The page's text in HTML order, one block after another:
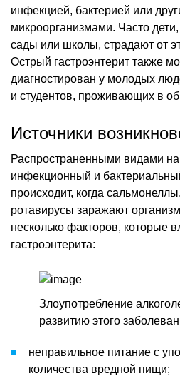
инфекцией, бактерией или
микроорганизмами. Часто
сады или школы, страдают от
Острый гастроэнтерит также
диагностирован у молодых
и студентов, проживающих в
Источники
Распространенными видами
инфекционный и
происходит, когда
ротавирусы заражают
несколько факторов, которые
гастроэнтерита:
Злоупотребление
развитию этого
неправильное питание с
количества вредной пищи;